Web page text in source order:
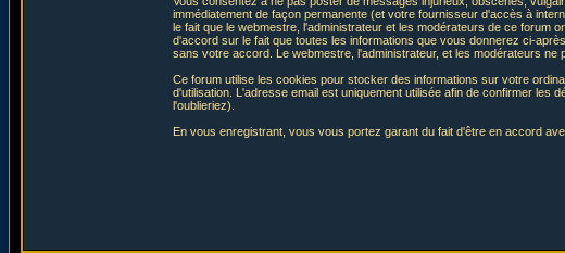
immédiatement de façon permanente (et votre fournisseur d'accès à
le fait que le webmestre, l'administrateur et les modérateurs de ce forum
d'accord sur le fait que toutes les informations que vous donnerez ci-
sans votre accord. Le webmestre, l'administrateur, et les modérateurs
Ce forum utilise les cookies pour stocker des informations sur votre
d'utilisation. L'adresse email est uniquement utilisée afin de confirmer
l'oublieriez).
En vous enregistrant, vous vous portez garant du fait d'être en accord